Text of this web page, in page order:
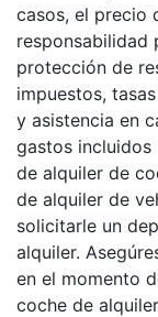
casos, el precio
responsabilidad
protección de
impuestos,
y asistencia en
gastos incluidos
de alquiler de
de alquiler de
solicitarle un
alquiler.
en el momento
coche de